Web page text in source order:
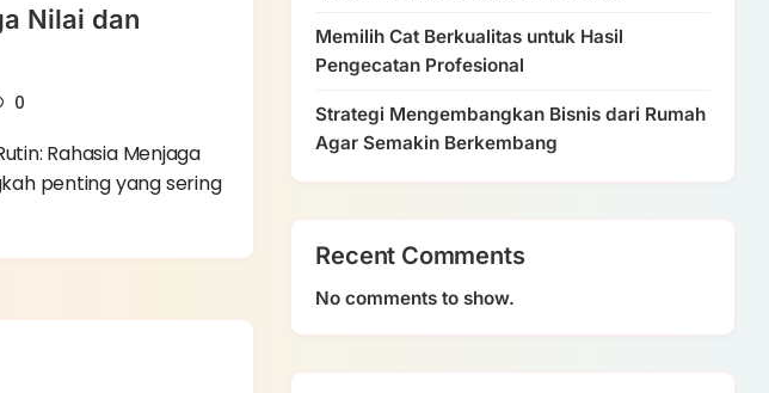
Nilai dan
0
Rahasia Menjaga
penting yang sering
Memilih Cat Berkualitas untuk Hasil
Pengecatan Profesional
Strategi Mengembangkan Bisnis dari Rumah
Agar Semakin Berkembang
Recent Comments
No comments to show.